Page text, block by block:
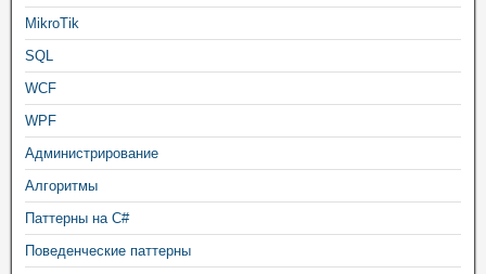
MikroTik
SQL
WCF
WPF
Администрирование
Алгоритмы
Паттерны на C#
Поведенческие паттерны